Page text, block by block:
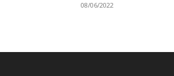
08/06/2022